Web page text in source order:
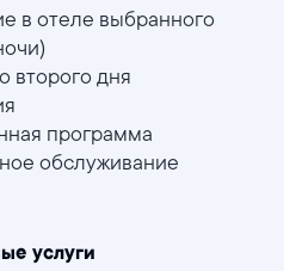
в отеле выбранного
второго дня
программа
обслуживание
услуги